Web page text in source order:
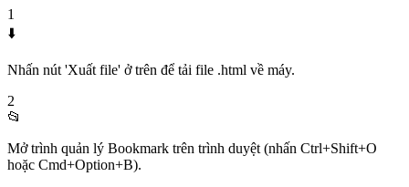
1
⬇️
Nhấn nút 'Xuất file' ở trên để tải file .html về máy.
2
📂
Mở trình quản lý Bookmark trên trình duyệt (nhấn Ctrl+Shift+O
hoặc Cmd+Option+B).